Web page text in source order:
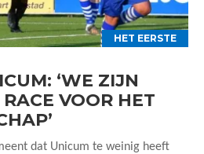
HET EERSTE
‘WE ZIJN
VOOR HET
dat Unicum te weinig heeft